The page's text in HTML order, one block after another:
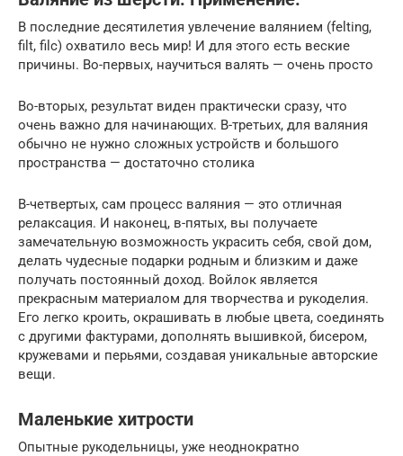
В последние десятилетия увлечение валянием (felting,
filt, filc) охватило весь мир! И для этого есть веские
причины. Во-первых, научиться валять — очень просто
Во-вторых, результат виден практически сразу, что
очень важно для начинающих. В-третьих, для валяния
обычно не нужно сложных устройств и большого
пространства — достаточно столика
В-четвертых, сам процесс валяния — это отличная
релаксация. И наконец, в-пятых, вы получаете
замечательную возможность украсить себя, свой дом,
делать чудесные подарки родным и близким и даже
получать постоянный доход. Войлок является
прекрасным материалом для творчества и рукоделия.
Его легко кроить, окрашивать в любые цвета, соединять
с другими фактурами, дополнять вышивкой, бисером,
кружевами и перьями, создавая уникальные авторские
вещи.
Маленькие хитрости
Опытные рукодельницы, уже неоднократно